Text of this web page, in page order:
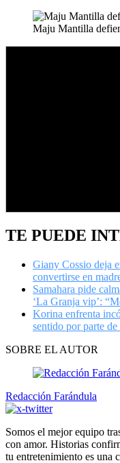
Maju Mantilla
TE PUEDE
Giany Cossio deja
convertirse en
Samahara pide
‘La Granja vip’:
Korina enfrenta
sentido por parte
SOBRE EL AUTOR
Redacción Farándula
Somos el mejor equipo
con amor. Historias
tu entretenimiento es una